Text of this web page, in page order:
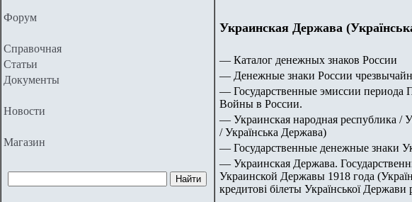
Форум
Справочная
Статьи
Документы
Новости
Магазин
Украинская Держава
— Каталог денежных знаков России
— Денежные знаки России
— Государственные эмиссии
Войны в России.
— Украинская народная республика /
/ Українська Держава)
— Государственные денежные знаки
— Украинская Держава.
Украинской Державы 1918 года
кредитовi бiлеты Української Держави